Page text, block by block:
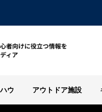
ウ アウトドア施設